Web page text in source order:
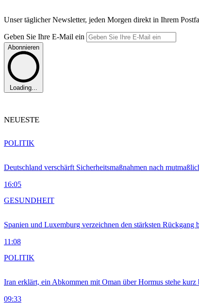
Unser täglicher Newsletter, jeden Morgen direkt in Ihrem
Geben Sie Ihre E-Mail ein
Abonnieren
Loading...
NEUESTE
Deutschland verschärft Sicherheitsmaßnahmen nach
16:05
POLITIK
Spanien und Luxemburg verzeichnen den stärksten
11:08
GESUNDHEIT
Iran erklärt, ein Abkommen mit Oman über Hormus stehe
09:33
POLITIK